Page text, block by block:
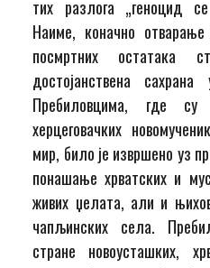
тих разлога „геноцид
Наиме, коначно
посмртних остатака
достојанствена
Пребиловцима, где
херцеговачких
мир, било је извршено уз
понашање хрватских и
живих џелата, али и
чапљинских села.
стране новоусташких,